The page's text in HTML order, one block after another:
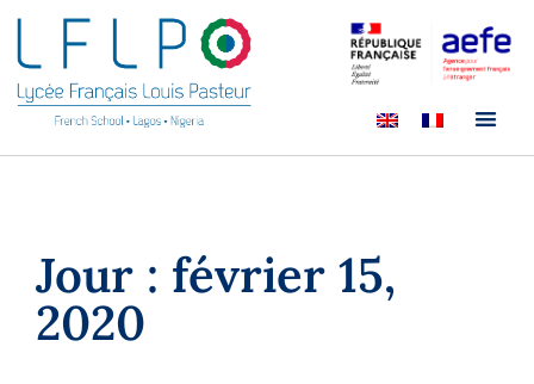
Jour : février 15,
2020